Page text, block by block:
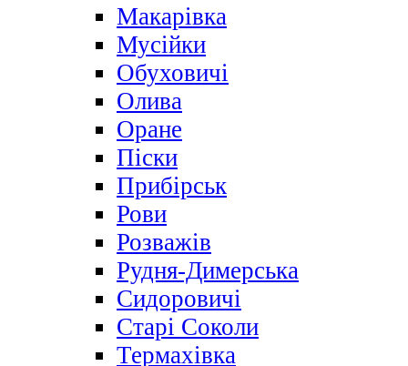
Макарівка
Мусійки
Обуховичі
Олива
Оране
Піски
Прибірськ
Рови
Розважів
Рудня-Димерська
Сидоровичі
Старі Соколи
Термахівка